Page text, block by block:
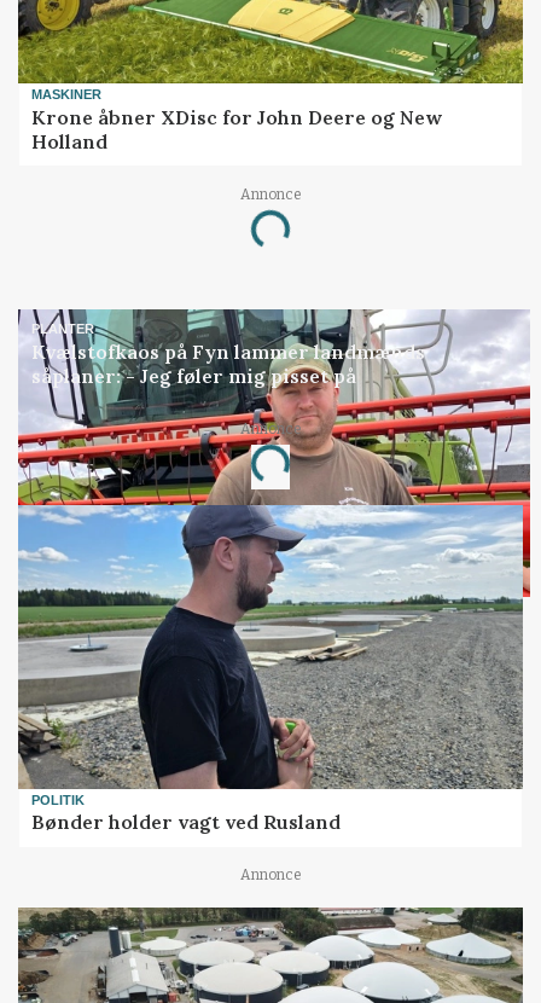
MASKINER
Krone åbner XDisc for John Deere og New
Holland
Annonce
Loading...
PLANTER
Kvælstofkaos på Fyn lammer landmænds
såplaner: - Jeg føler mig pisset på
Annonce
Loading...
POLITIK
Bønder holder vagt ved Rusland
Annonce